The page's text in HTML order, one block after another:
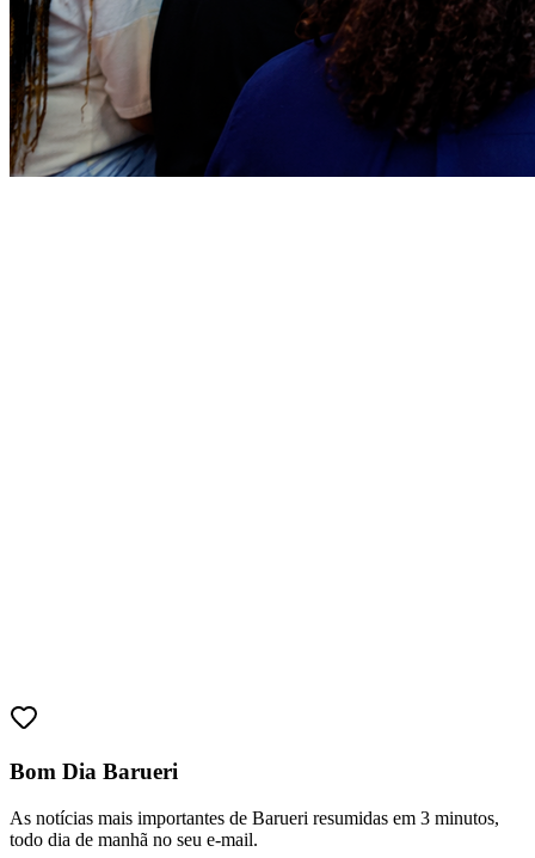
Bom Dia Barueri
As notícias mais importantes de Barueri resumidas em 3 minutos,
todo dia de manhã no seu e-mail.